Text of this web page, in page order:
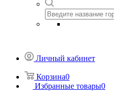
Личный кабинет
Корзина0
Избранные товары0